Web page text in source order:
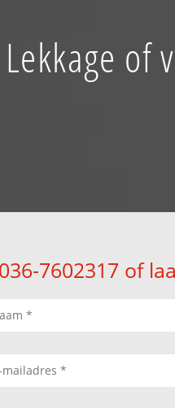
Lekkage of
7602317 of